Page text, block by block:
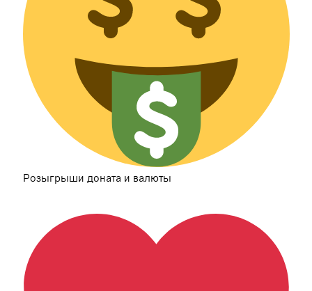
Розыгрыши доната и валюты